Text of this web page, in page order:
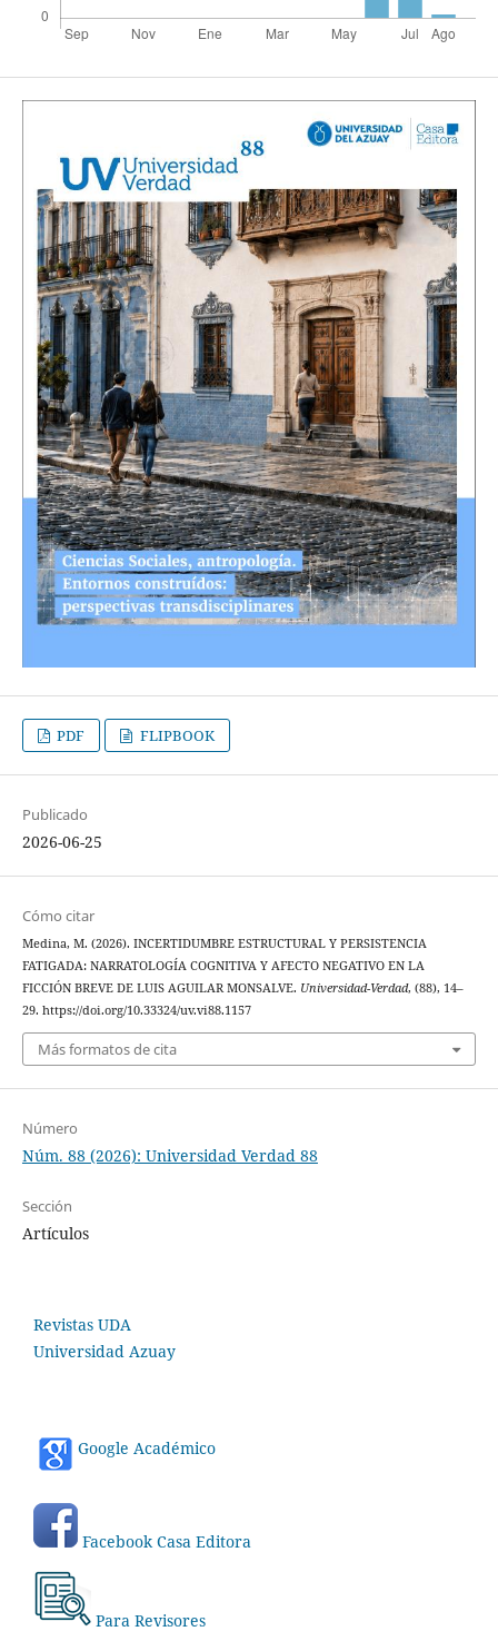
PDF FLIPBOOK
Publicado
2026-06-25
Cómo citar
Medina, M. (2026). INCERTIDUMBRE ESTRUCTURAL Y PERSISTENCIA
FATIGADA: NARRATOLOGÍA COGNITIVA Y AFECTO NEGATIVO EN LA
FICCIÓN BREVE DE LUIS AGUILAR MONSALVE. Universidad-Verdad, (88), 14–
29. https://doi.org/10.33324/uv.vi88.1157
Más formatos de cita
Número
Núm. 88 (2026): Universidad Verdad 88
Sección
Artículos
Revistas UDA
Universidad Azuay
Google Académico
Facebook Casa Editora
Para Revisores